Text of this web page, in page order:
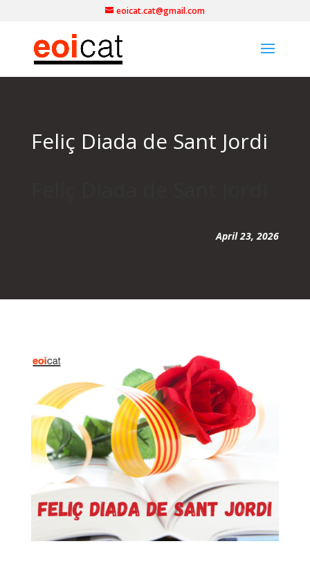
eoicat.cat@gmail.com
Feliç Diada de Sant Jordi
April 23, 2026